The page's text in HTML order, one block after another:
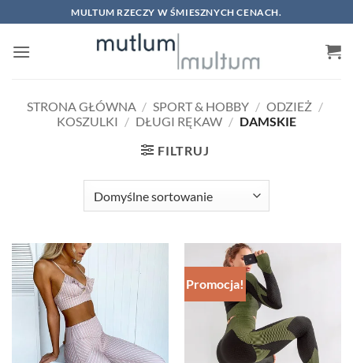
to
content
MULTUM RZECZY W ŚMIESZNYCH CENACH.
STRONA GŁÓWNA / SPORT & HOBBY / ODZIEŻ /
KOSZULKI / DŁUGI RĘKAW / DAMSKIE
FILTRUJ
Promocja!